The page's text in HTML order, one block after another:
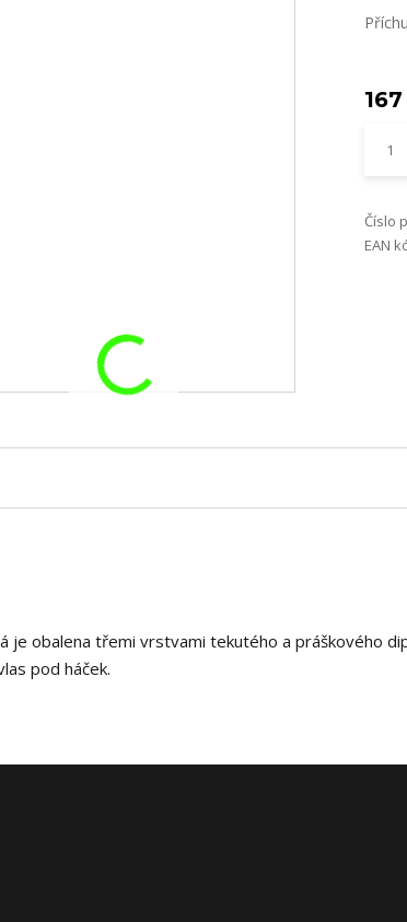
Číslo
EAN
je obalena třemi vrstvami tekutého a práškového
pod háček.